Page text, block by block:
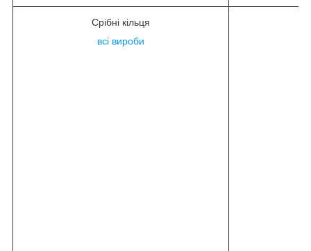
Срібні кільця
всі вироби